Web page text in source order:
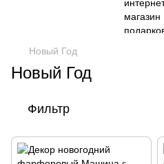
Новый Год
Новый Год
Фильтр